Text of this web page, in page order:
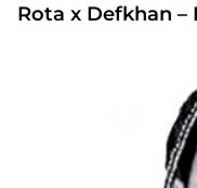
Rota x Defkhan –